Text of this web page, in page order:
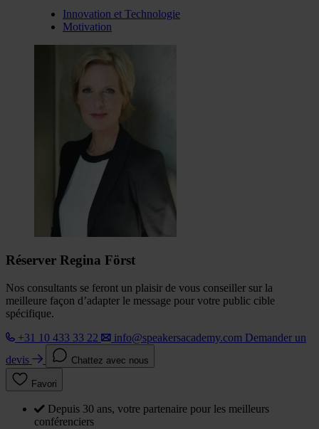
Innovation et Technologie
Motivation
Réserver Regina Först
Nos consultants se feront un plaisir de vous conseiller sur la
meilleure façon d’adapter le message pour votre public cible
spécifique.
+31 10 433 33 22
info@speakersacademy.com Demander un
devis
Chattez avec nous
Favori
Depuis 30 ans, votre partenaire pour les meilleurs
conférenciers